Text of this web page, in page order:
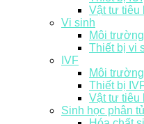
Vật tư tiêu
Vi sinh
Môi
Thiết bị vi
IVF
Môi
Thiết bị
Vật tư tiêu
Sinh học phân